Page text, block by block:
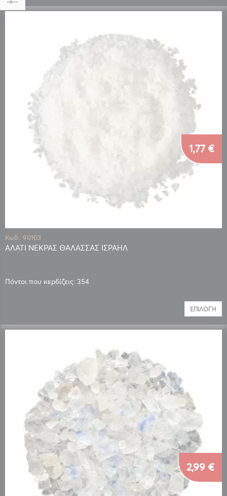
Κωδ.: 90103
ΑΛΑΤΙ ΝΕΚΡΑΣ ΘΑΛΑΣΣΑΣ ΙΣΡΑΗΛ
Πόντοι που κερδίζεις: 354
1,77 €
ΕΠΙΛΟΓΉ
2,99 €
Αγορά